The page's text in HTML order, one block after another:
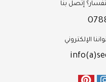
إتصل بنا
الإلكتروني